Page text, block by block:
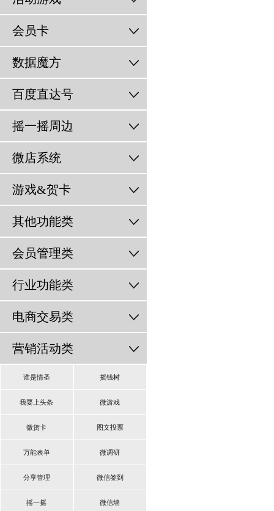
会员卡
数据魔方
百度直达号
摇一摇周边
微店系统
游戏&贺卡
其他功能类
会员管理类
行业功能类
电商交易类
营销活动类
谁是情圣 摇钱树
我要上头条 微游戏
微贺卡 图文投票
万能表单 微调研
分享管理 微信签到
摇一摇 微信墙